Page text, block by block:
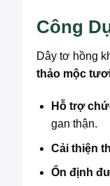
Công
Dây tơ hồng
thảo mộc
Hỗ trợ
gan thận.
Cải thiện
Ổn định